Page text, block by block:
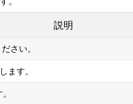
説明
さい。
ます。